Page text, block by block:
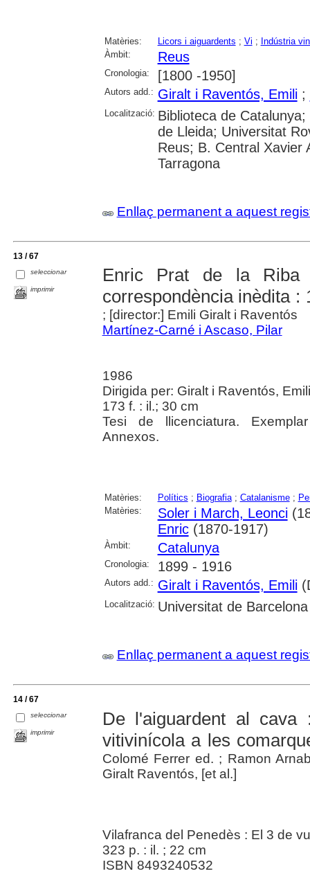
Matèries: Licors i aiguardents ; Vi ; Indústria
Àmbit:
Reus
Cronologia: [1800 -1950]
Autors add.: Giralt i Raventós, Emili;
Localització: Biblioteca de
de Lleida; Universitat
Reus; B. Central Xavier
Tarragona
Enllaç permanent a aquest
13 / 67
seleccionar
imprimir
Enric Prat de la
correspondència inèdita :
; [director:] Emili Giralt i Raventós
Martínez-Carné i Ascaso, Pilar
1986
Dirigida per: Giralt i Raventós,
173 f. : il.; 30 cm
Tesi de llicenciatura.
Annexos.
Matèries: Polítics ; Biografia; Catalanisme;
Matèries:
Soler i March, Leonci
Enric(1870-1917)
Àmbit: Catalunya
Cronologia: 1899 - 1916
Autors add.: Giralt i Raventós, Emili
Localització: Universitat de Barcelona
Enllaç permanent a aquest
14 / 67
seleccionar
imprimir
De l'aiguardent al cava
vitivinícola a les
Colomé Ferrer ed. ; Ramon
Giralt Raventós, [et al.]
Vilafranca del Penedès : El 3 de
323 p. : il. ; 22 cm
ISBN 8493240532